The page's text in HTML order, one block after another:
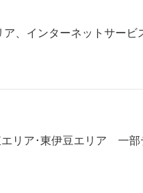
、インターネットサービ
リア･東伊豆エリア 一